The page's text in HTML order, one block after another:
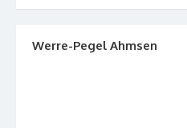
Werre-Pegel Ahmsen